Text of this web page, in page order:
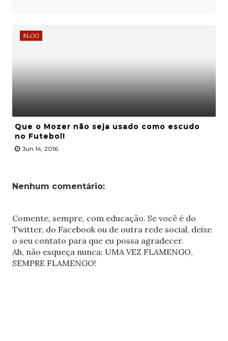
BLOG
Que o Mozer não seja usado como escudo
no Futebol!
Jun 14, 2016
Nenhum comentário:
Comente, sempre, com educação. Se você é do
Twitter, do Facebook ou de outra rede social, deixe
o seu contato para que eu possa agradecer.
Ah, não esqueça nunca: UMA VEZ FLAMENGO,
SEMPRE FLAMENGO!